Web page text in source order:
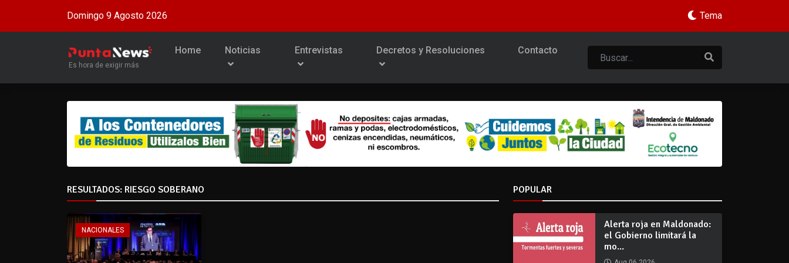
Domingo 9 Agosto 2026 Tema
Es hora de exigir más
Home Noticias Entrevistas Decretos y Resoluciones Contacto
RESULTADOS: RIESGO SOBERANO
NACIONALES
POPULAR
Alerta roja en Maldonado:
el Gobierno limitará la
mo...